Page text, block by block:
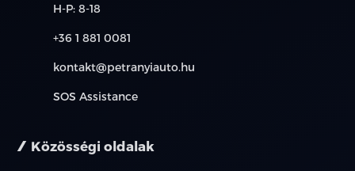
H-P: 8-18
+36 1 881 0081
kontakt@petranyiauto.hu
SOS Assistance
Közösségi oldalak